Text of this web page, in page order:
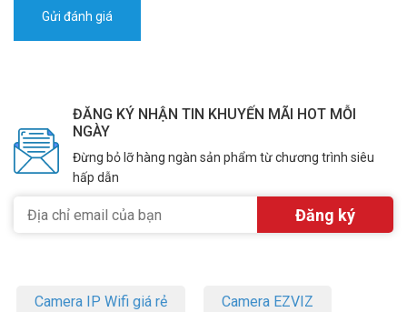
ĐĂNG KÝ NHẬN TIN KHUYẾN MÃI HOT MỖI
NGÀY
Đừng bỏ lỡ hàng ngàn sản phẩm từ chương trình siêu
hấp dẫn
Camera IP Wifi giá rẻ Camera EZVIZ